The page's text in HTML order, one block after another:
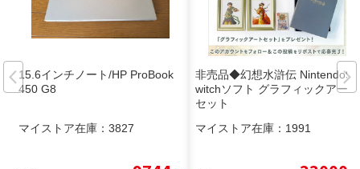
15.6インチノート/HP ProBook
450 G8
マイストア在庫： 3827
非売品◆幻想水滸伝 NintendoS
witchソフト グラフィックアート
セット
マイストア在庫： 1991